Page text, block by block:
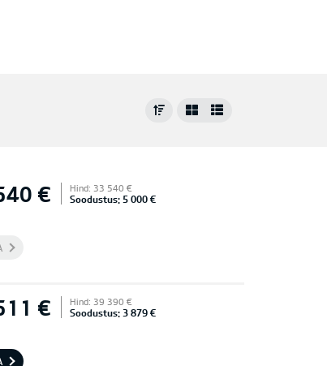
€ Hind: 33 540 €
Soodustus: 5 000 €
€ Hind: 39 390 €
Soodustus: 3 879 €